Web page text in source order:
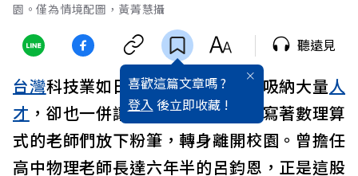
園。僅為情境配圖，黃菁慧攝
喜歡這篇文章嗎 ?
登入 後立即收藏 !
聽遠見
台灣科技業如日中天，半導體 產業吸納大量人
才 ，卻也一併讓原本在教室黑板前寫著數理算
式的老師們放下粉筆，轉身離開校園。曾擔任
高中物理老師長達六年半的呂鈞恩，正是這股